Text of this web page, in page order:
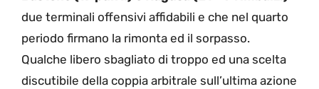
due terminali offensivi affidabili e che nel quarto
periodo firmano la rimonta ed il sorpasso.
Qualche libero sbagliato di troppo ed una scelta
discutibile della coppia arbitrale sull’ultima azione